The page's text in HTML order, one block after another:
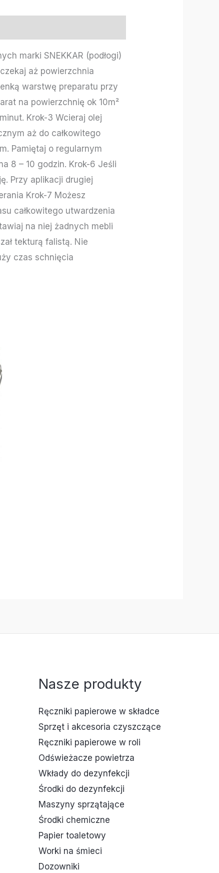
marki SNEKKAR (podłogi)
aż powierzchnia
warstwę preparatu przy
na powierzchnię ok 10m²
Krok-3 Wcieraj olej
aż do całkowitego
Pamiętaj o regularnym
8 – 10 godzin. Krok-6 Jeśli
Przy aplikacji drugiej
Krok-7 Możesz
całkowitego utwardzenia
na niej żadnych mebli
tekturą falistą. Nie
czas schnięcia
Nasze produkty
Ręczniki papierowe w składce
Sprzęt i akcesoria czyszczące
Ręczniki papierowe w roli
Odświeżacze powietrza
Wkłady do dezynfekcji
Środki do dezynfekcji
Maszyny sprzątające
Środki chemiczne
Papier toaletowy
Worki na śmieci
Dozowniki